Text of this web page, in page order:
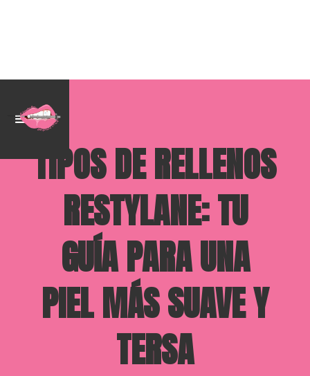
TIPOS DE RELLENOS
RESTYLANE: TU
GUÍA PARA UNA
PIEL MÁS SUAVE Y
TERSA